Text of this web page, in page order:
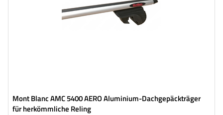
Mont Blanc AMC 5400 AERO Aluminium-Dachgepäckträger
für herkömmliche Reling